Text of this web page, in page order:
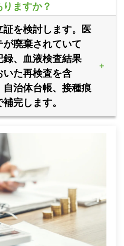
ますか？
を検討します。医
廃棄されていて
録、血液検査結果
いた再検査を含
自治体台帳、接種痕
完します。